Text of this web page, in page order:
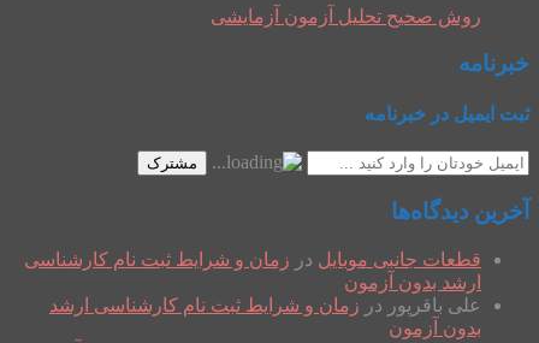
روش صحیح تحلیل آزمون آزمایشی
خبرنامه
ثبت ایمیل در خبرنامه
مشترک
آخرین دیدگاه‌ها
قطعات جانبی موبایل در زمان و شرایط ثبت نام کارشناسی
ارشد بدون آزمون
علی باقرپور در زمان و شرایط ثبت نام کارشناسی ارشد
بدون آزمون